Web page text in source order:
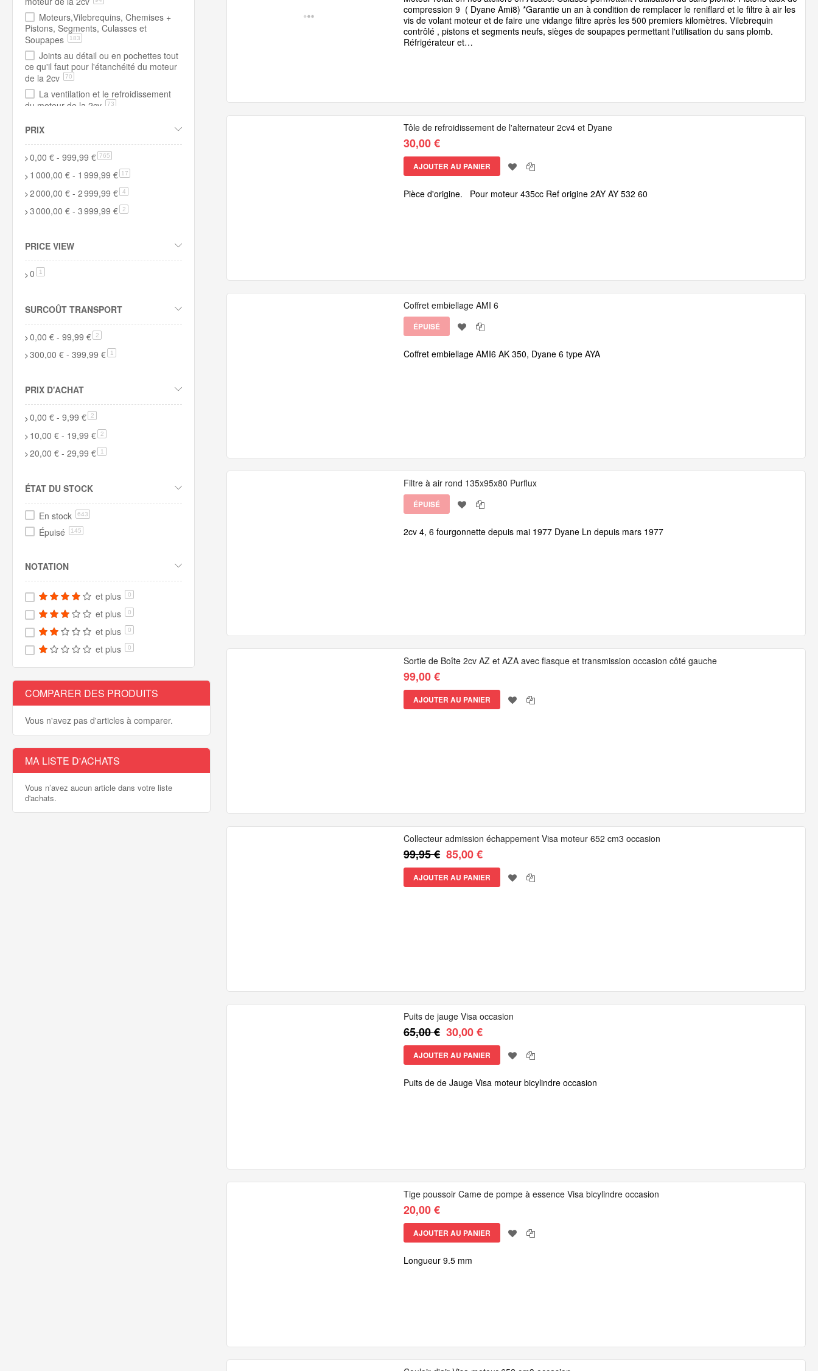
compression 9 ( Dyane Ami8) *Garantie un an à condition de remplacer le reniflard et le filtre à air les
vis de volant moteur et de faire une vidange filtre après les 500 premiers kilomètres. Vilebrequin
contrôlé , pistons et segments neufs, sièges de soupapes permettant l'utilisation du sans plomb.
Réfrigérateur et…
Tôle de refroidissement de l'alternateur 2cv4 et Dyane
30,00 €
AJOUTER AU PANIER
Pièce d'origine. Pour moteur 435cc Ref origine 2AY AY 532 60
Coffret embiellage AMI 6
ÉPUISÉ
Coffret embiellage AMI6 AK 350, Dyane 6 type AYA
Filtre à air rond 135x95x80 Purflux
ÉPUISÉ
2cv 4, 6 fourgonnette depuis mai 1977 Dyane Ln depuis mars 1977
Sortie de Boîte 2cv AZ et AZA avec flasque et transmission occasion côté gauche
99,00 €
AJOUTER AU PANIER
Collecteur admission échappement Visa moteur 652 cm3 occasion
85,00 €
99,95 €
AJOUTER AU PANIER
Puits de jauge Visa occasion
30,00 €
65,00 €
AJOUTER AU PANIER
Puits de de Jauge Visa moteur bicylindre occasion
Tige poussoir Came de pompe à essence Visa bicylindre occasion
20,00 €
AJOUTER AU PANIER
Longueur 9.5 mm
Moteurs,Vilebrequins, Chemises +
Pistons, Segments, Culasses et
Soupapes
183
Joints au détail ou en pochettes tout
ce qu'il faut pour l'étanchéité du moteur
de la 2cv
70
La ventilation et le refroidissement
du moteur de la 2cv
73
filtres à air et manchons entre
carburateurs et filtres
Chauffage : avoir chaud dans sa 2cv
insonoriser sa 2cv
Embrayage 2cv Méhari Ami8
Boîte de vitesse 2cv Méhari et
dérivés 142
Visa bicylindre
PRIX
0,00 € - 999,99 € 765
1 000,00 € - 1 999,99 € 17
2 000,00 € - 2 999,99 € 4
3 000,00 € - 3 999,99 € 2article
PRICE VIEW
0 1
SURCOÛT TRANSPORT
0,00 € - 99,99 € 2article
300,00 € - 399,99 € 1
PRIX D'ACHAT
0,00 € - 9,99 € 2article
10,00 € - 19,99 € 2article
20,00 € - 29,99 € 1
ÉTAT DU STOCK
En stock 643
Épuisé 145
NOTATION
et plus 0
et plus 0
et plus 0
et plus 0
COMPARER DES PRODUITS
Vous n'avez pas d'articles à comparer.
MA LISTE D'ACHATS
Vous n’avez aucun article dans votre liste
d'achats.